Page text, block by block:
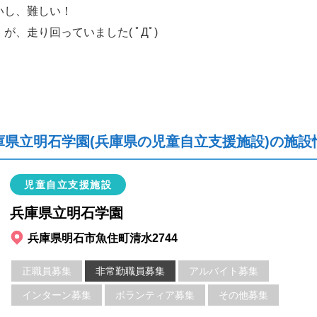
、難しい！
、走り回っていました( ﾟДﾟ)
県立明石学園(兵庫県の児童自立支援施設)の施設
児童自立支援施設
兵庫県立明石学園
兵庫県明石市魚住町清水2744
正職員募集 非常勤職員募集 アルバイト募集
インターン募集 ボランティア募集 その他募集